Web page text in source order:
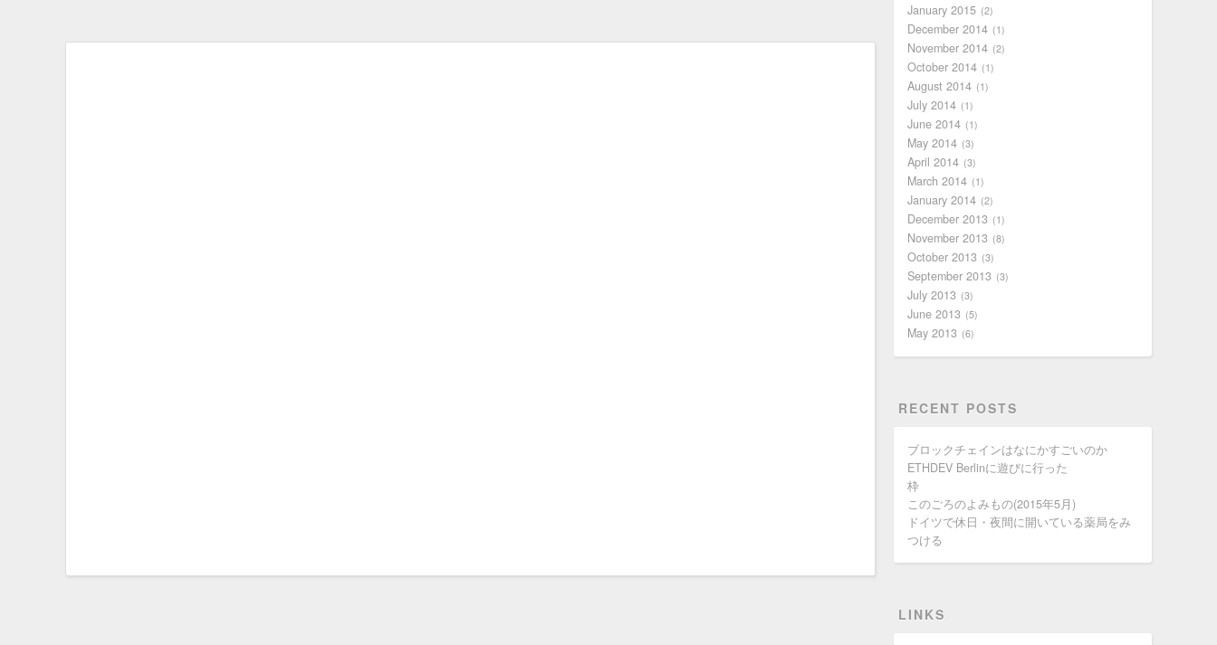
January 2015 2
December 2014 1
November 2014 2
October 2014 1
August 2014 1
July 2014 1
June 2014 1
May 2014 3
April 2014 3
March 2014 1
January 2014 2
December 2013 1
November 2013 8
October 2013 3
September 2013 3
July 2013 3
June 2013 5
May 2013 6
RECENT POSTS
ブロックチェインはなにかすごいのか
ETHDEV Berlinに遊びに行った
枠
このごろのよみもの(2015年5月)
ドイツで休日・夜間に開いている薬局をみ
つける
LINKS